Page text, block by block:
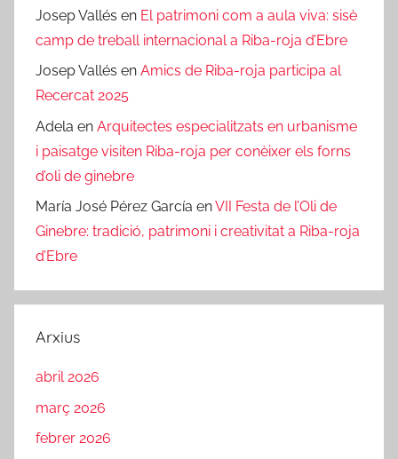
Josep Vallés en El patrimoni com a aula viva: sisè
camp de treball internacional a Riba-roja d’Ebre
Josep Vallés en Amics de Riba-roja participa al
Recercat 2025
Adela en Arquitectes especialitzats en urbanisme
i paisatge visiten Riba-roja per conèixer els forns
d’oli de ginebre
María José Pérez García enVII Festa de l’Oli de
Ginebre: tradició, patrimoni i creativitat a Riba-roja
d’Ebre
Arxius
abril 2026
març 2026
febrer 2026